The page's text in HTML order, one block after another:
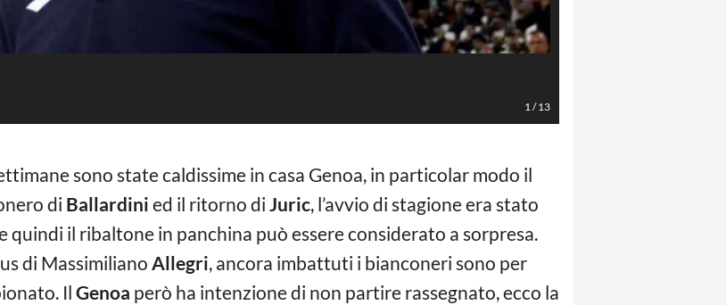
1/13
sono state caldissime in casa Genoa, in particolar modo il
di Ballardini ed il ritorno di Juric, l’avvio di stagione era stato
quindi il ribaltone in panchina può essere considerato a sorpresa.
di Massimiliano Allegri, ancora imbattuti i bianconeri sono per
Il Genoa però ha intenzione di non partire rassegnato, ecco la